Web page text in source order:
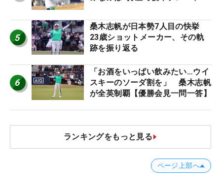
5
桑木志帆が日本勢7人目の快挙
23歳ショットメーカー、その軌
跡を振り返る
6
「お酒をいっぱい飲みたい…ウイ
スキーのソーダ割を」 桑木志帆
が全英制覇【優勝会見一問一答】
ランキングをもっと見る
ページ上部へ